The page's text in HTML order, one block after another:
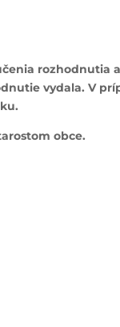
rozhodnutia
vydala. V
obce.